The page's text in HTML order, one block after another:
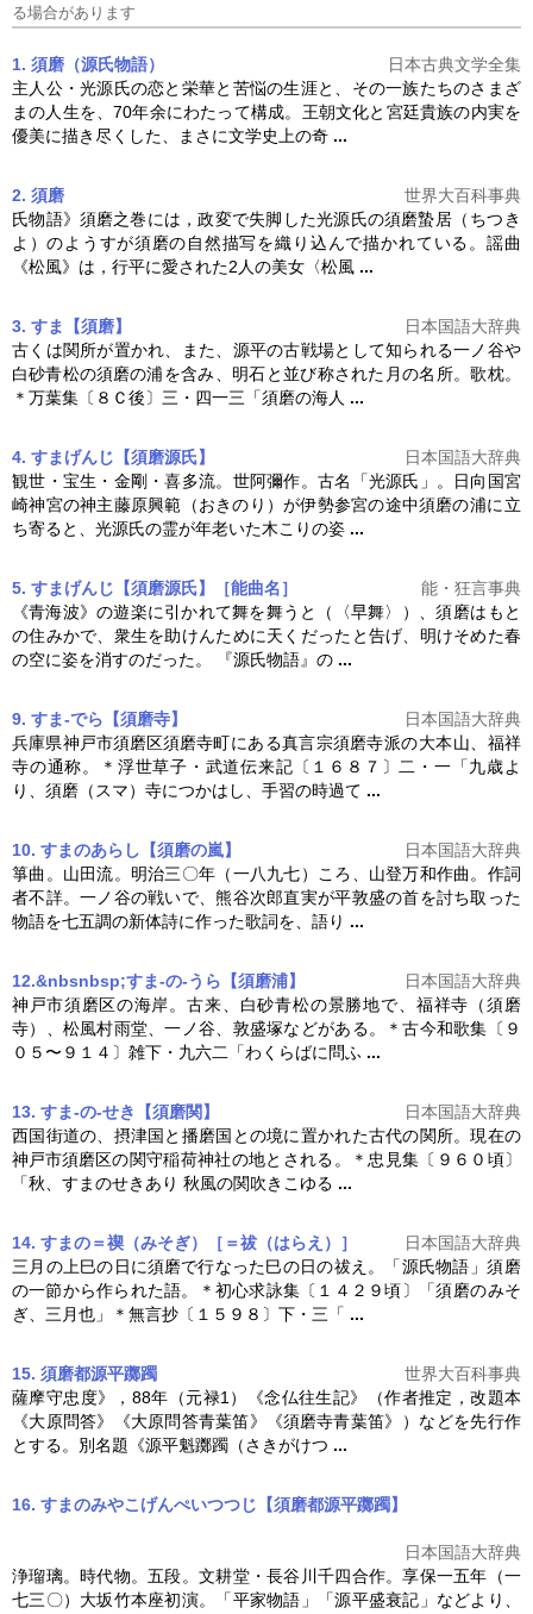
る場合があります
1. 須磨（源氏物語）
日本古典文学全集
主人公・光源氏の恋と栄華と苦悩の生涯と、その一族たちのさまざ
まの人生を、70年余にわたって構成。王朝文化と宮廷貴族の内実を
優美に描き尽くした、まさに文学史上の奇 ...
2. 須磨
世界大百科事典
氏物語》 須磨之巻には，政変で失脚した光源氏の須磨蟄居（ちつき
よ）のようすが須磨の自然描写を織り込んで描かれている。謡曲
《松風》は，行平に愛された2人の美女〈松風 ...
3. すま【須磨】
日本国語大辞典
古くは関所が置かれ、また、源平の古戦場として知られる一ノ谷や
白砂青松の須磨の浦を含み、明石と並び称された月の名所。歌枕。
＊万葉集〔８Ｃ後〕三・四一三「須磨の海人 ...
4. すまげんじ【須磨源氏】
日本国語大辞典
観世・宝生・金剛・喜多流。世阿彌作。古名「光源氏」。日向国宮
崎神宮の神主藤原興範（おきのり）が伊勢参宮の途中須磨の浦に立
ち寄ると、光源氏の霊が年老いた木こりの姿 ...
5. すまげんじ【須磨源氏】［能曲名］
能・狂言事典
《青海波》の遊楽に引かれて舞を舞うと（〈早舞〉）、 須磨はもと
の住みかで、衆生を助けんために天くだったと告げ、明けそめた春
の空に姿を消すのだった。 『源氏物語』の ...
9. すま‐でら【須磨寺】
日本国語大辞典
兵庫県神戸市須磨区須磨寺町にある真言宗須磨寺派の大本山、福祥
寺の通称。＊浮世草子・武道伝来記〔１６８７〕二・一「九歳よ
り、 須磨 （スマ）寺につかはし、手習の時過て ...
10. すまのあらし【須磨の嵐】
日本国語大辞典
箏曲。山田流。明治三〇年（一八九七）ころ、山登万和作曲。作詞
者不詳。一ノ谷の戦いで、熊谷次郎直実が平敦盛の首を討ち取った
物語を七五調の新体詩に作った歌詞を、語り ...
12.&nbsnbsp;すま‐の‐うら【須磨浦】
日本国語大辞典
神戸市須磨区の海岸。古来、白砂青松の景勝地で、福祥寺（須磨
寺）、松風村雨堂、一ノ谷、敦盛塚などがある。＊古今和歌集〔９
０５〜９１４〕雑下・九六二「わくらばに問ふ ...
13. すま‐の‐せき【須磨関】
日本国語大辞典
西国街道の、摂津国と播磨国との境に置かれた古代の関所。現在の
神戸市須磨区の関守稲荷神社の地とされる。＊忠見集〔９６０頃〕
「秋、すまのせきあり 秋風の関吹きこゆる ...
14. すまの＝禊（みそぎ）［＝祓（はらえ）］
日本国語大辞典
三月の上巳の日に須磨で行なった巳の日の祓え。「源氏物語」 須磨
の一節から作られた語。＊初心求詠集〔１４２９頃〕「須磨のみそ
ぎ、三月也」＊無言抄〔１５９８〕下・三「 ...
15. 須磨都源平躑躅
世界大百科事典
薩摩守忠度》，88年（元禄1）《念仏往生記》（作者推定，改題本
《大原問答》《大原問答青葉笛》《須磨寺青葉笛》）などを先行作
とする。別名題《源平魁躑躅（さきがけつ ...
16. すまのみやこげんぺいつつじ【須磨都源平躑躅】
日本国語大辞典
浄瑠璃。時代物。五段。文耕堂・長谷川千四合作。享保一五年（一
七三〇）大坂竹本座初演。「平家物語」「源平盛衰記」などより、